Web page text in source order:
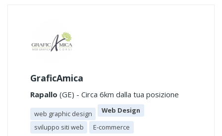
GraficAmica
Rapallo (GE) - Circa 6km dalla tua posizione
web graphic design
Web Design
sviluppo siti web
E-commerce